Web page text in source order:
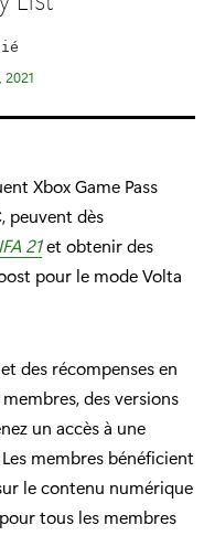
2021
Xbox Game Pass
peuvent dès
21et obtenir des
pour le mode Volta
des récompenses en
des versions
un accès à une
membres bénéficient
le contenu numérique
tous les membres